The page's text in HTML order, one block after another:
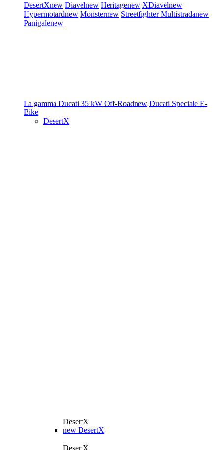
DesertXnew Diavelnew Heritagenew XDiavelnew
Hypermotardnew Monsternew StreetfighterMultistradanew
Panigalenew
La gamma Ducati 35 kW Off-Roadnew Ducati Speciale E-
Bike
DesertX
DesertX
new DesertX
DesertX